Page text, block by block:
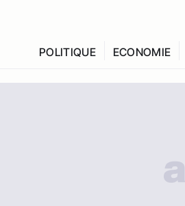
POLITIQUE ECONOMIE